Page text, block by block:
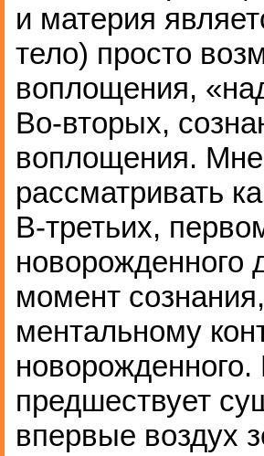
и материя
тело) просто
воплощения,
Во-вторых,
воплощения.
рассматривать
В-третьих,
новорожденного
момент
ментальному
предшествует
впервые воздух